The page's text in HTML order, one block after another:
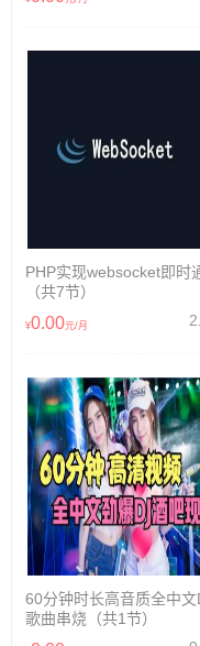
PHP实现websocket即时
（共7节）
¥0.00元/月 2
60分钟时长高音质全中文
歌曲串烧（共1节）